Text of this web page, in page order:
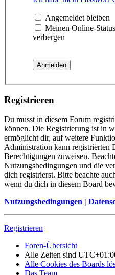
Angemeldet bleiben
Meinen Online-
verbergen
Registrieren
Du musst in diesem Forum
können. Die Registrierung ist in
ermöglicht dir, auf weitere
Administration kann registrierten
Berechtigungen zuweisen.
Nutzungsbedingungen und die
dich registrierst. Bitte beachte
wenn du dich in diesem Board
Nutzungsbedingungen |
Registrieren
Foren-Übersicht
Alle Zeiten sind
Alle Cookies des Boards